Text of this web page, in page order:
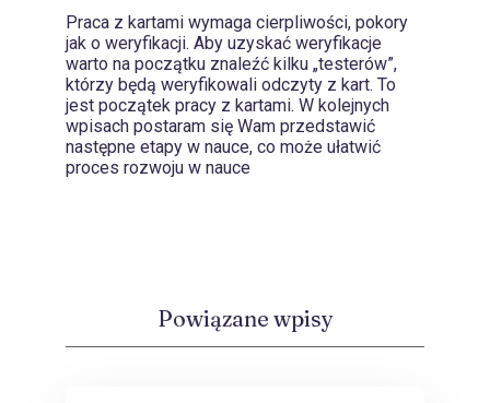
Praca z kartami wymaga cierpliwości, pokory
jak o weryfikacji. Aby uzyskać weryfikacje
warto na początku znaleźć kilku „testerów”,
którzy będą weryfikowali odczyty z kart. To
jest początek pracy z kartami. W kolejnych
wpisach postaram się Wam przedstawić
następne etapy w nauce, co może ułatwić
proces rozwoju w nauce
Powiązane wpisy